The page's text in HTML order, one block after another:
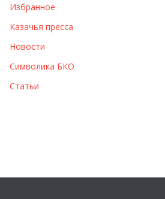
Избранное
Казачья пресса
Новости
Символика БКО
Статьи